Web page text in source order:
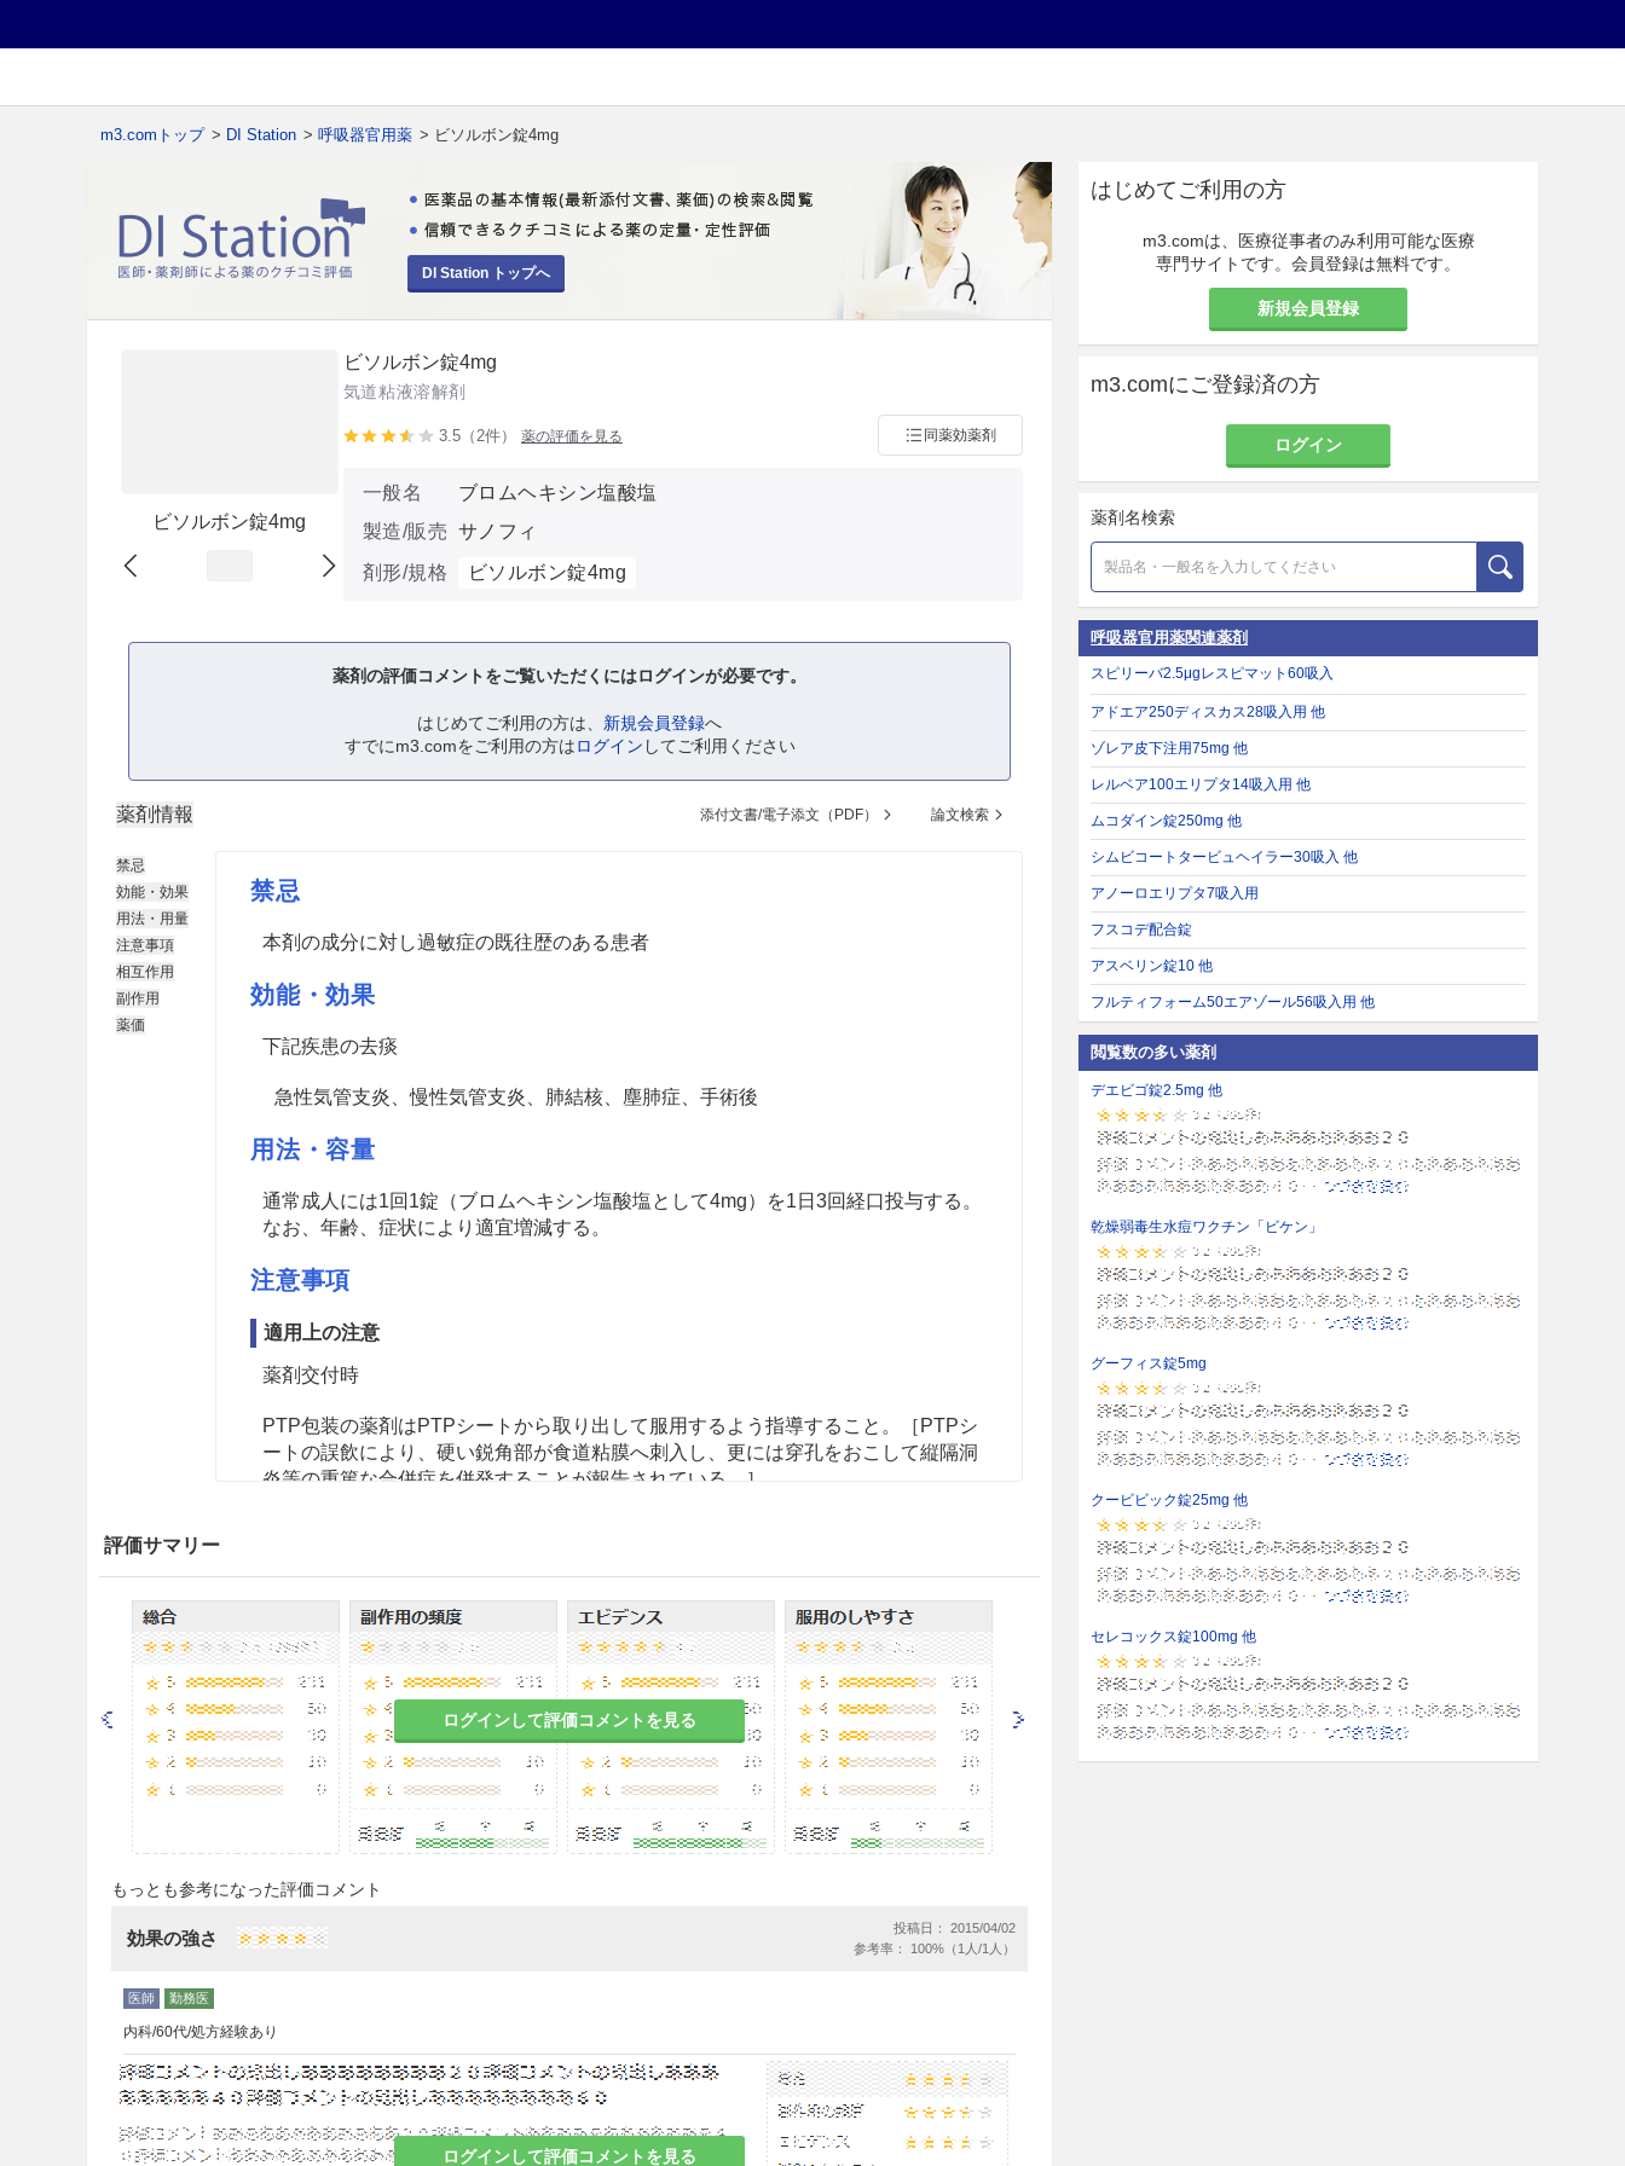
m3.comトップ > DI Station > 呼吸器官用薬 > ビソルボン錠4mg
DI Station トップへ
ビソルボン錠4mg
ビソルボン錠4mg
気道粘液溶解剤
3.5（2件） 薬の評価を見る 同薬効薬剤
一般名
ブロムヘキシン塩酸塩
製造/販売 サノフィ
剤形/規格
ビソルボン錠4mg
薬剤の評価コメントをご覧いただくにはログインが必要です。
はじめてご利用の方は、 新規会員登録へ
すでにm3.comをご利用の方はログイン してご利用ください
薬剤情報 添付文書/電子添文（PDF） 論文検索
禁忌
効能・効果
用法・用量
注意事項
相互作用
副作用
薬価
禁忌
本剤の成分に対し過敏症の既往歴のある患者
効能・効果
下記疾患の去痰
急性気管支炎、慢性気管支炎、肺結核、塵肺症、手術後
用法・容量
通常成人には1回1錠（ブロムヘキシン塩酸塩として4mg）を1日3回経口投与する。
なお、年齢、症状により適宜増減する。
注意事項
適用上の注意
薬剤交付時
PTP包装の薬剤はPTPシートから取り出して服用するよう指導すること。［PTPシ
ートの誤飲により、硬い鋭角部が食道粘膜へ刺入し、更には穿孔をおこして縦隔洞
炎等の重篤な合併症を併発することが報告されている。］
動物実験で大量を長期間にわたり連続投与した場合に血清トランスアミナーゼ値の
上昇することが報告されている。
喀痰量の一時的増加を来し神経質な患者では不安感を訴えることがある。
相互作用
副作用
副作用発現状況の概要
内服剤投与による調査症例1,049例（承認時及び再評価結果）中副作用が報告された
のは23例（2.19％）であった。主な副作用は食欲不振8件（0.76％）、悪心7件（0.6
7％）、腹痛2件（0.19％）、頭痛2件（0.19％）等であった。また、臨床検査値に
おいては特に一定の傾向を示す変動は認められていない。
重大な副作用
ショック、アナフィラキシー様症状（いずれも頻度不明）
ショック、アナフィラキシー様症状（発疹、血管浮腫、気管支痙攣、呼吸困難、そ
う痒感等）があらわれることがあるので、観察を十分に行い、異常が認められた場
評価サマリー
ログインして評価コメントを見る
もっとも参考になった評価コメント
ログインして評価コメントを見る
効果の強さ
投稿日： 2015/04/02
参考率： 100%（1人/1人）
内科/60代/処方経験あり
はじめてご利用の方
m3.comは、医療従事者のみ利用可能な医療
専門サイトです。会員登録は無料です。
新規会員登録
m3.comにご登録済の方
ログイン
薬剤名検索
呼吸器官用薬関連薬剤
スピリーバ2.5μgレスピマット60吸入
アドエア250ディスカス28吸入用 他
ゾレア皮下注用75mg 他
レルベア100エリプタ14吸入用 他
ムコダイン錠250mg 他
シムビコートタービュヘイラー30吸入 他
アノーロエリプタ7吸入用
フスコデ配合錠
アスベリン錠10 他
フルティフォーム50エアゾール56吸入用 他
閲覧数の多い薬剤
デエビゴ錠2.5mg 他
乾燥弱毒生水痘ワクチン「ビケン」
グーフィス錠5mg
クービビック錠25mg 他
セレコックス錠100mg 他